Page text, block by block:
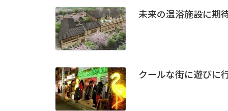
未来の温浴施設に期
クールな街に遊びに